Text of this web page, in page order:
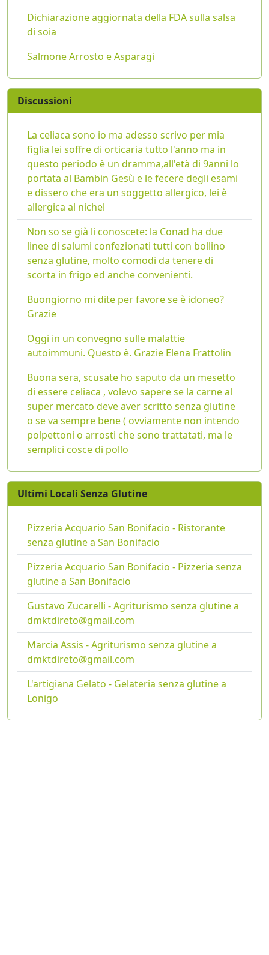
Dichiarazione aggiornata della FDA sulla salsa
di soia
Salmone Arrosto e Asparagi
Discussioni
La celiaca sono io ma adesso scrivo per mia
figlia lei soffre di orticaria tutto l'anno ma in
questo periodo è un dramma,all'età di 9anni lo
portata al Bambin Gesù e le fecere degli esami
e dissero che era un soggetto allergico, lei è
allergica al nichel
Non so se già li conoscete: la Conad ha due
linee di salumi confezionati tutti con bollino
senza glutine, molto comodi da tenere di
scorta in frigo ed anche convenienti.
Buongiorno mi dite per favore se è idoneo?
Grazie
Oggi in un convegno sulle malattie
autoimmuni. Questo è. Grazie Elena Frattolin
Buona sera, scusate ho saputo da un mesetto
di essere celiaca , volevo sapere se la carne al
super mercato deve aver scritto senza glutine
o se va sempre bene ( ovviamente non intendo
polpettoni o arrosti che sono trattatati, ma le
semplici cosce di pollo
Ultimi Locali Senza Glutine
Pizzeria Acquario San Bonifacio - Ristorante
senza glutine a San Bonifacio
Pizzeria Acquario San Bonifacio - Pizzeria senza
glutine a San Bonifacio
Gustavo Zucarelli - Agriturismo senza glutine a
dmktdireto@gmail.com
Marcia Assis - Agriturismo senza glutine a
dmktdireto@gmail.com
L'artigiana Gelato - Gelateria senza glutine a
Lonigo